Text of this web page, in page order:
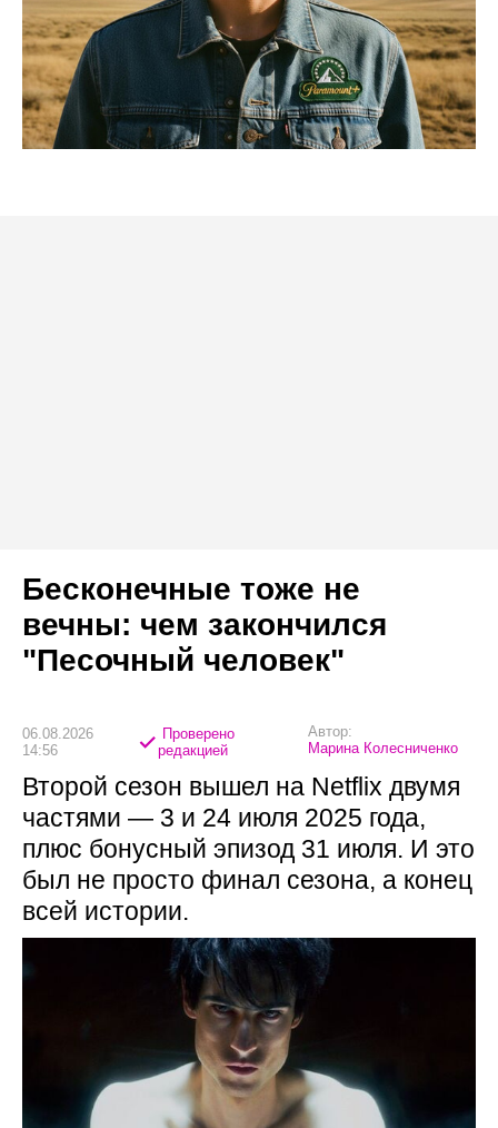
Бесконечные тоже не
вечны: чем закончился
"Песочный человек"
06.08.2026
14:56
Проверено
редакцией
Автор:
Марина Колесниченко
Второй сезон вышел на Netflix двумя
частями — 3 и 24 июля 2025 года,
плюс бонусный эпизод 31 июля. И это
был не просто финал сезона, а конец
всей истории.